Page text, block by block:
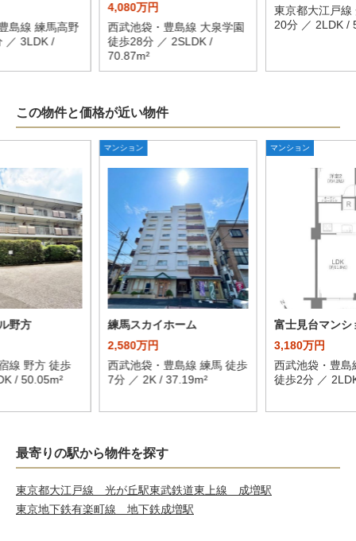
島線 練馬高野
／ 3LDK /
4,080万円
西武池袋・豊島線 大泉学園
徒歩28分 ／ 2SLDK /
70.87m²
東京都大江戸線
20分 ／ 2LDK /
この物件と価格が近い物件
野方
線 野方 徒歩
/ 50.05m²
マンション
練馬スカイホーム
2,580万円
西武池袋・豊島線 練馬 徒歩
7分 ／ 2K / 37.19m²
マンション
富士見台マンシ
3,180万円
西武池袋・豊島
徒歩2分 ／
最寄りの駅から物件を探す
東京都大江戸線 光が丘駅東武鉄道東上線 成増駅
東京地下鉄有楽町線 地下鉄成増駅